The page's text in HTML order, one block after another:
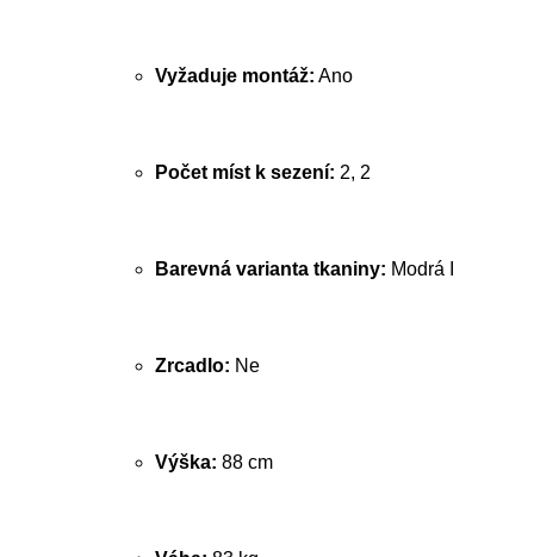
Vyžaduje montáž: Ano
Počet míst k sezení: 2, 2
Barevná varianta tkaniny: Modrá I
Zrcadlo: Ne
Výška: 88 cm